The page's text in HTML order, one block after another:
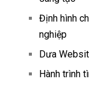
Định hình
nghiệp
Dưa
Hành trình